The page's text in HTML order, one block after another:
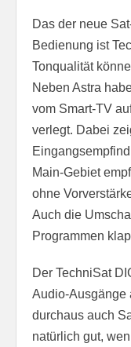
Das der neue
Bedienung ist
Tonqualität
Neben Astra
vom Smart-TV
verlegt. Dabei
Main-Gebiet
ohne
Auch die
Programmen
Der TechniSat
Audio-Ausgänge
durchaus auch
natürlich gut,